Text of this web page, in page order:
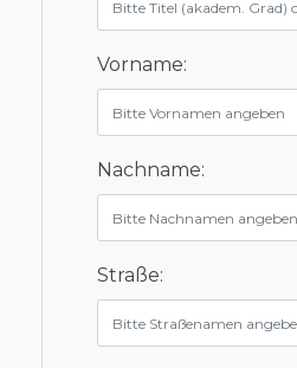
Vorname:
Nachname:
Straße: